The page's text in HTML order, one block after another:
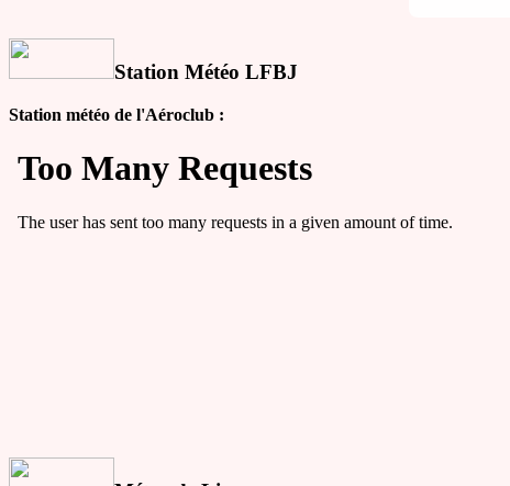
Station Météo LFBJ
Station météo de l'Aéroclub :